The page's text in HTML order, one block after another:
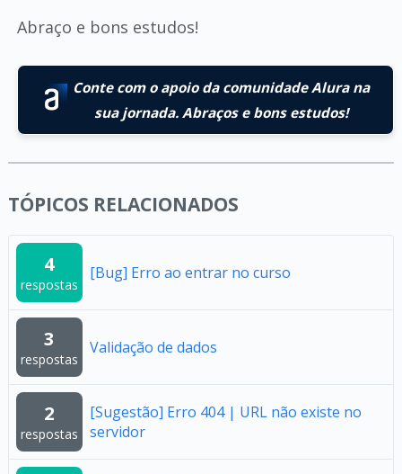
Abraço e bons estudos!
Conte com o apoio da comunidade Alura na
sua jornada. Abraços e bons estudos!
TÓPICOS RELACIONADOS
4
respostas
[Bug] Erro ao entrar no curso
3
respostas
Validação de dados
2
respostas
[Sugestão] Erro 404 | URL não existe no
servidor